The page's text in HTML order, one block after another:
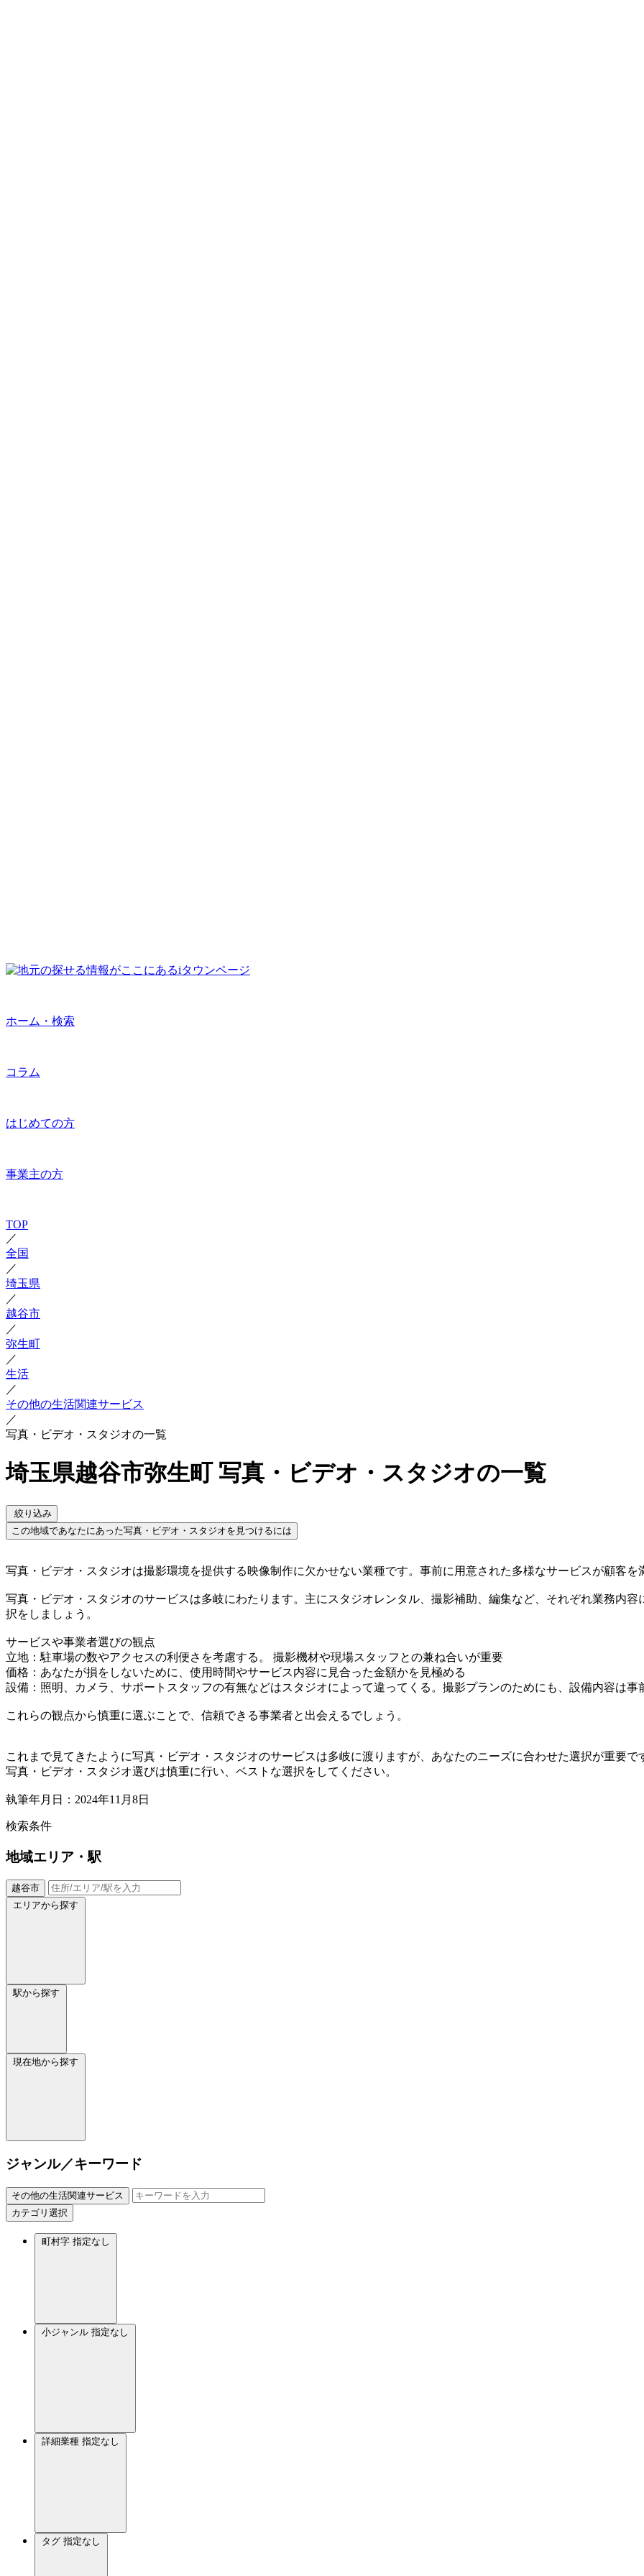
ホーム・検索
コラム
はじめての方
事業主の方
TOP
／
全国
／
埼玉県
／
越谷市
／
弥生町
／
生活
／
その他の生活関連サービス
／
写真・ビデオ・スタジオの一覧
埼玉県越谷市弥生町 写真・ビデオ・スタジオの一覧
絞り込み
この地域であなたにあった写真・ビデオ・スタジオを見つけるには
写真・ビデオ・スタジオは撮影環境を提供する映像制作に欠かせない業種です。事前に用意された多様なサービスが顧客を
写真・ビデオ・スタジオのサービスは多岐にわたります。主にスタジオレンタル、撮影補助、編集など、それぞれ業務内
択をしましょう。
サービスや事業者選びの観点
立地：駐車場の数やアクセスの利便さを考慮する。 撮影機材や現場スタッフとの兼ね合いが重要
価格：あなたが損をしないために、使用時間やサービス内容に見合った金額かを見極める
設備：照明、カメラ、サポートスタッフの有無などはスタジオによって違ってくる。撮影プランのためにも、設備内容は事
これらの観点から慎重に選ぶことで、信頼できる事業者と出会えるでしょう。
これまで見てきたように写真・ビデオ・スタジオのサービスは多岐に渡りますが、あなたのニーズに合わせた選択が重要で
写真・ビデオ・スタジオ選びは慎重に行い、ベストな選択をしてください。
執筆年月日：2024年11月8日
検索条件
地域エリア・駅
越谷市
エリアから探す
駅から探す
現在地から探す
ジャンル／キーワード
その他の生活関連サービス
カテゴリ選択
町村字 指定なし
小ジャンル 指定なし
詳細業種 指定なし
タグ 指定なし